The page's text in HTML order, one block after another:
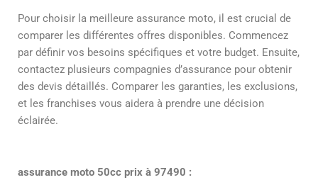
Pour choisir la meilleure assurance moto, il est crucial de
comparer les différentes offres disponibles. Commencez
par définir vos besoins spécifiques et votre budget. Ensuite,
contactez plusieurs compagnies d’assurance pour obtenir
des devis détaillés. Comparer les garanties, les exclusions,
et les franchises vous aidera à prendre une décision
éclairée.
assurance moto 50cc prix à 97490 :